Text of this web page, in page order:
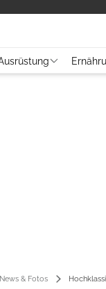
News & Fotos